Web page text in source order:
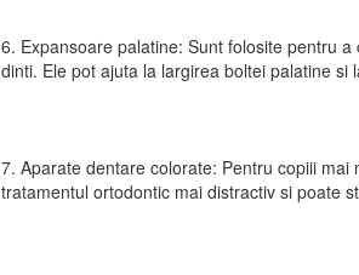
6. Expansoare palatine: Sunt folosite pentru
dinti. Ele pot ajuta la largirea boltei palatine
7. Aparate dentare colorate: Pentru copiii
tratamentul ortodontic mai distractiv si poate